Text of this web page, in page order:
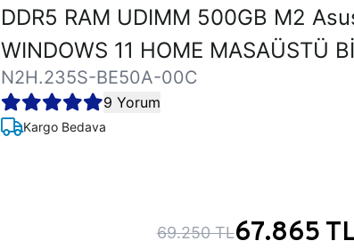
DDR5 RAM UDIMM 500GB M2
WINDOWS 11 HOME MASAÜSTÜ
N2H.235S-BE50A-00C
9 Yorum
Kargo Bedava
69.250 TL67.865